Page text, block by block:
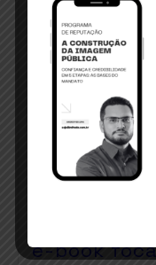
Ministério
adiamento de
de candidatos
Na Bahia, alguns
eles o de
manteve sua
caso é o de
BahiaNotícias
Clique e
e-book